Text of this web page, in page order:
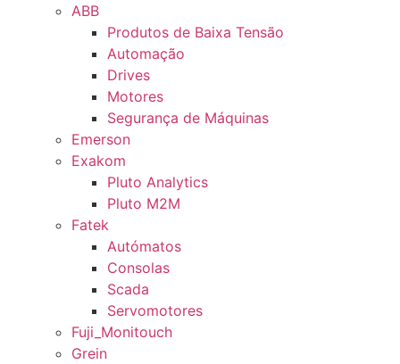
ABB
Produtos de Baixa Tensão
Automação
Drives
Motores
Segurança de Máquinas
Emerson
Exakom
Pluto Analytics
Pluto M2M
Fatek
Autómatos
Consolas
Scada
Servomotores
Fuji_Monitouch
Grein